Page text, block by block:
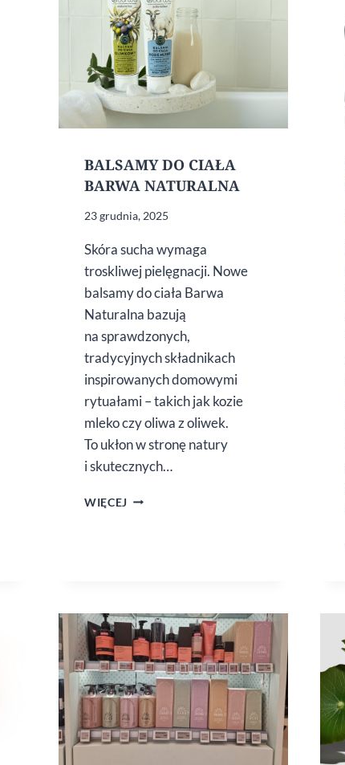
BALSAMY DO CIAŁA
BARWA NATURALNA
23 grudnia, 2025
Skóra sucha wymaga
troskliwej pielęgnacji. Nowe
balsamy do ciała Barwa
Naturalna bazują
na sprawdzonych,
tradycyjnych składnikach
inspirowanych domowymi
rytuałami – takich jak kozie
mleko czy oliwa z oliwek.
To ukłon w stronę natury
i skutecznych…
WIĘCEJ BALSAMY